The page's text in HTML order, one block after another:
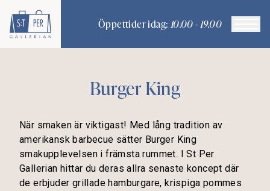
Öppettider idag: 10.00 - 19.00
Burger King
När smaken är viktigast! Med lång tradition av
amerikansk barbecue sätter Burger King
smakupplevelsen i främsta rummet. I St Per
Gallerian hittar du deras allra senaste koncept där
de erbjuder grillade hamburgare, krispiga pommes